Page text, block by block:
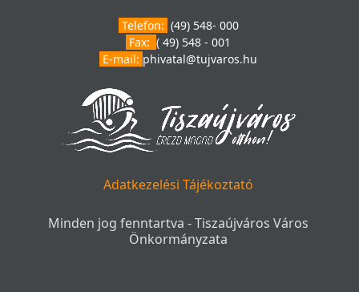
Telefon: (49) 548- 000
Fax: ( 49) 548 - 001
E-mail: phivatal@tujvaros.hu
Adatkezelési Tájékoztató
Minden jog fenntartva - Tiszaújváros Város
Önkormányzata